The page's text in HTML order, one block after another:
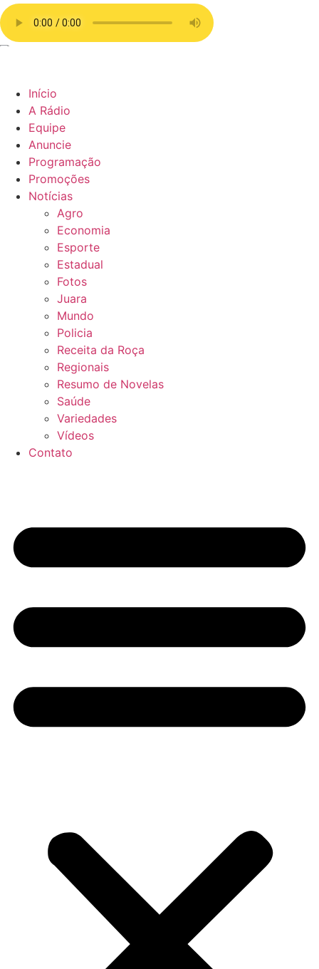
Início
A Rádio
Equipe
Anuncie
Programação
Promoções
Notícias
Agro
Economia
Esporte
Estadual
Fotos
Juara
Mundo
Policia
Receita da Roça
Regionais
Resumo de Novelas
Saúde
Variedades
Vídeos
Contato